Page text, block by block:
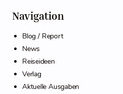
Navigation
Blog / Report
News
Reiseideen
Verlag
Aktuelle Ausgaben